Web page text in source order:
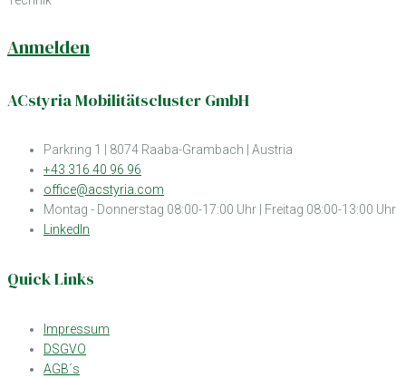
Anmelden
ACstyria Mobilitätscluster GmbH
Parkring 1 | 8074 Raaba-Grambach | Austria
+43 316 40 96 96
office@acstyria.com
Montag - Donnerstag 08:00-17:00 Uhr | Freitag 08:00-13:00 Uhr
LinkedIn
Quick Links
Impressum
DSGVO
AGB´s